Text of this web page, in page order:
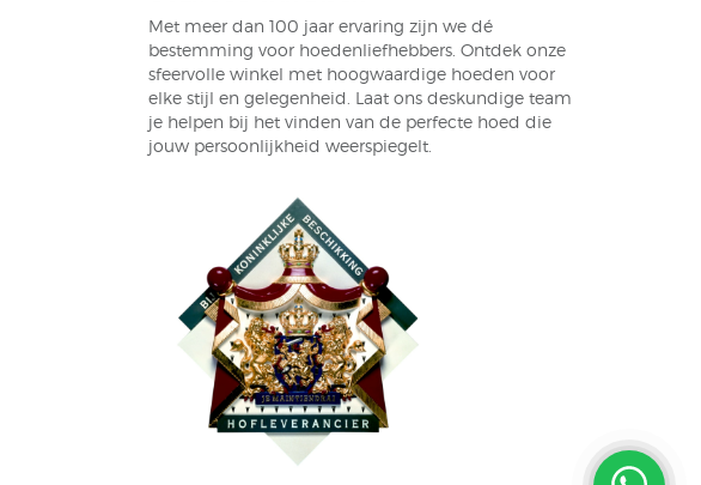
Met meer dan 100 jaar ervaring zijn we dé
bestemming voor hoedenliefhebbers. Ontdek onze
sfeervolle winkel met hoogwaardige hoeden voor
elke stijl en gelegenheid. Laat ons deskundige team
je helpen bij het vinden van de perfecte hoed die
jouw persoonlijkheid weerspiegelt.